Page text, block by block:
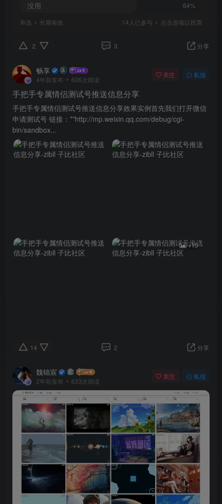
64%
没用
单选 长期有效 14人已参与 点击选项以投票
2 3 分享
畅享
4年前发布 606次阅读
关注 私信
手把手专属情侣测试号推送信息分享
手把手专属情侣测试号推送信息分享效果实例首先我们打开微信
申请测试号 链接：**http://mp.weixin.qq.com/debug/cgi-
bin/sandbox...
+15
14 2 分享
魏锦宸
2年前发布 633次阅读
关注 私信